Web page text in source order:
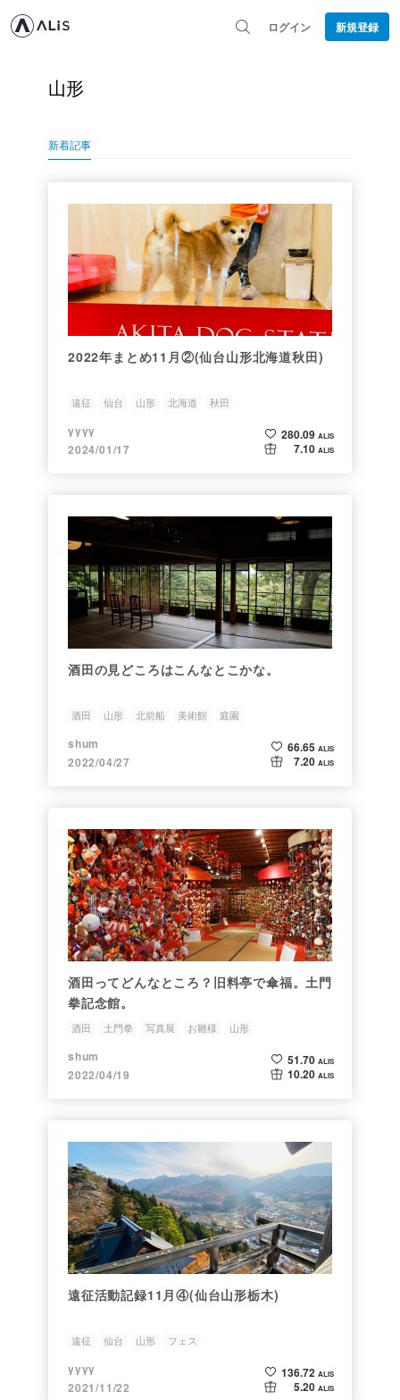
ログイン 新規登録
山形
新着記事
2022年まとめ11月②(仙台山形北海道秋田)
遠征 仙台 山形 北海道 秋田
yyyy
2024/01/17
280.09 ALIS
7.10 ALIS
酒田の見どころはこんなとこかな。
酒田 山形 北前船 美術館 庭園
shum
2022/04/27
66.65 ALIS
7.20 ALIS
酒田ってどんなところ？旧料亭で傘福。土門
拳記念館。
酒田 土門拳 写真展 お雛様 山形
shum
2022/04/19
51.70 ALIS
10.20 ALIS
遠征活動記録11月④(仙台山形栃木)
遠征 仙台 山形 フェス
yyyy
2021/11/22
136.72 ALIS
5.20 ALIS